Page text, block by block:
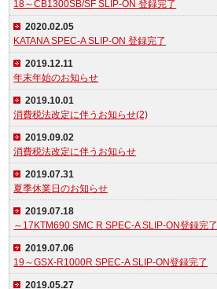
18～CB1300SB/SF SLIP-ON 登録完了
2020.02.05
KATANA SPEC-A SLIP-ON 登録完了
2019.12.11
年末年始のお知らせ
2019.10.01
消費税法改定に伴うお知らせ(2)
2019.09.02
消費税法改定に伴うお知らせ
2019.07.31
夏季休業日のお知らせ
2019.07.18
～17KTM690 SMC R SPEC-A SLIP-ON登録完了
2019.07.06
19～GSX-R1000R SPEC-A SLIP-ON登録完了
2019.05.27